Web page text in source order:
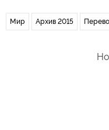
Мир Архив 2015